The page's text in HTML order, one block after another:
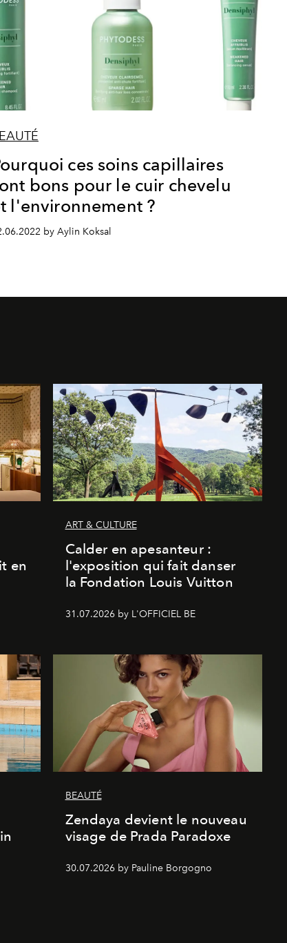
ces soins capillaires
bons pour le cuir chevelu
l'environnement ?
by Aylin Koksal
en
ART & CULTURE
Calder en apesanteur :
l'exposition qui fait danser
la Fondation Louis Vuitton
31.07.2026 by L'OFFICIEL BE
BEAUTÉ
Zendaya devient le nouveau
visage de Prada Paradoxe
30.07.2026 by Pauline Borgogno